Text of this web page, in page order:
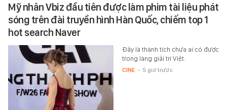
Mỹ nhân Vbiz đầu tiên được làm phim tài liệu phát
sóng trên đài truyền hình Hàn Quốc, chiếm top 1
hot search Naver
Đây là thành tích chưa ai có được
trong làng giải trí Việt.
CINE - 5 giờ trước